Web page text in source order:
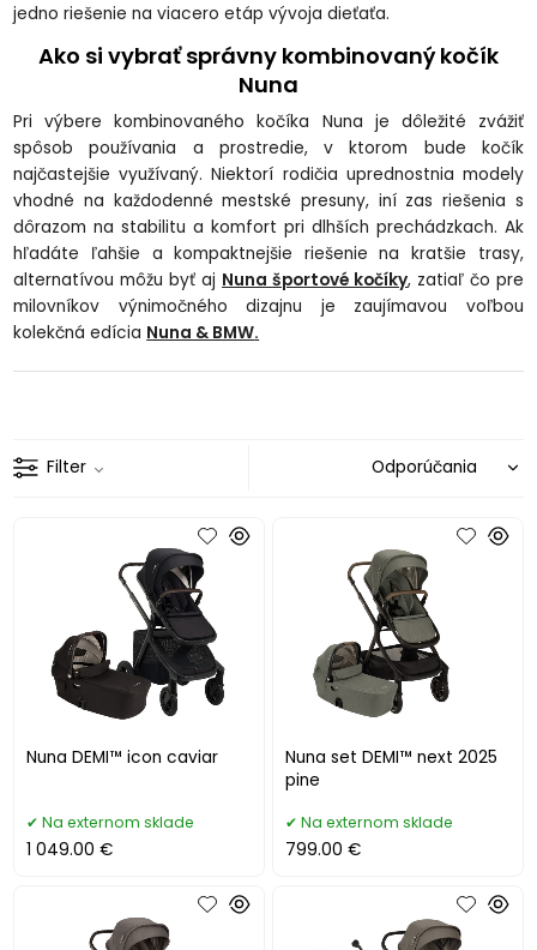
jedno riešenie na viacero etáp vývoja dieťaťa.
Ako si vybrať správny kombinovaný kočík
Nuna
Pri výbere kombinovaného kočíka Nuna je dôležité zvážiť
spôsob používania a prostredie, v ktorom bude kočík
najčastejšie využívaný. Niektorí rodičia uprednostnia modely
vhodné na každodenné mestské presuny, iní zas riešenia s
dôrazom na stabilitu a komfort pri dlhších prechádzkach. Ak
hľadáte ľahšie a kompaktnejšie riešenie na kratšie trasy,
alternatívou môžu byť aj Nuna športové kočíky, zatiaľ čo pre
milovníkov výnimočného dizajnu je zaujímavou voľbou
kolekčná edícia Nuna & BMW.
Filter
Nuna DEMI™ icon caviar
Na externom sklade
1 049.00 €
Nuna set DEMI™ next 2025
pine
Na externom sklade
799.00 €